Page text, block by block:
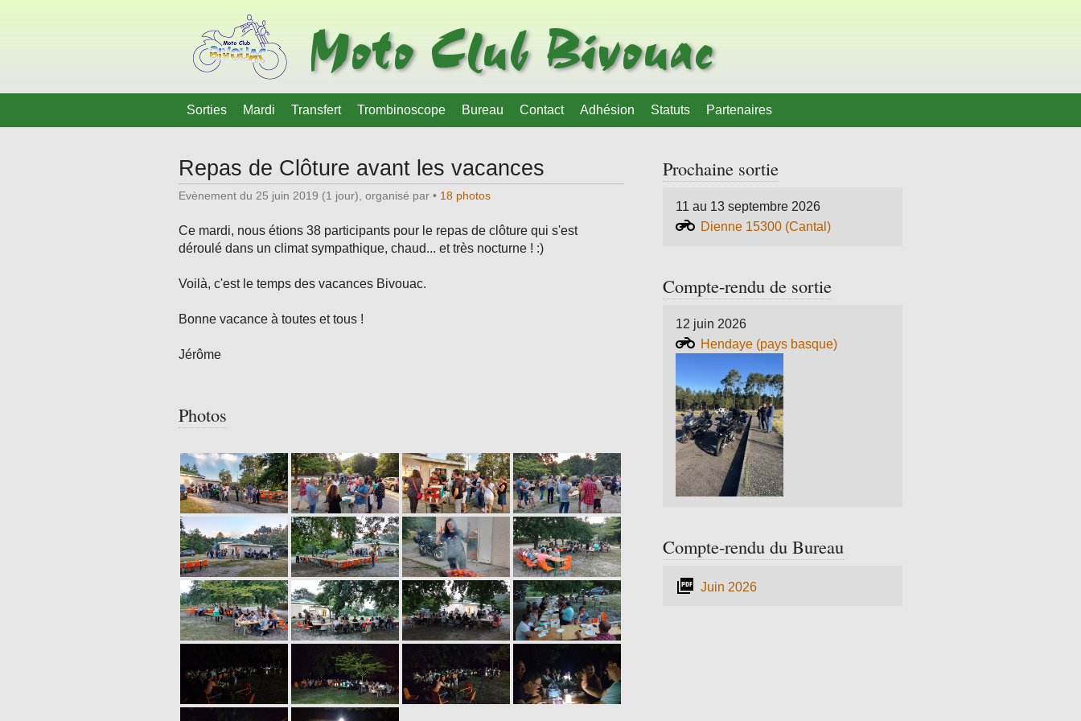
Moto Club Bivouac
Sorties Mardi Transfert Trombinoscope Bureau Contact Adhésion Statuts Partenaires
Repas de Clôture avant les vacances
Evènement du 25 juin 2019 (1 jour), organisé par • 18 photos
Ce mardi, nous étions 38 participants pour le repas de clôture qui s'est
déroulé dans un climat sympathique, chaud... et très nocturne ! :)
Voilà, c'est le temps des vacances Bivouac.
Bonne vacance à toutes et tous !
Jérôme
Photos
Prochaine sortie
11 au 13 septembre 2026
Dienne 15300 (Cantal)
Compte-rendu de sortie
12 juin 2026
Hendaye (pays basque)
Compte-rendu du Bureau
Juin 2026